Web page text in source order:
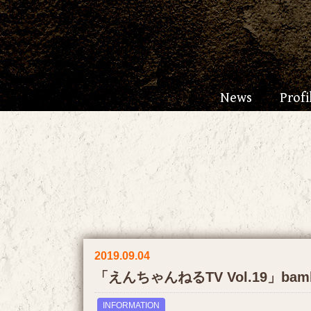
News
2019.09.04
「えんちゃんねるTV Vol.19」
INFORMATION